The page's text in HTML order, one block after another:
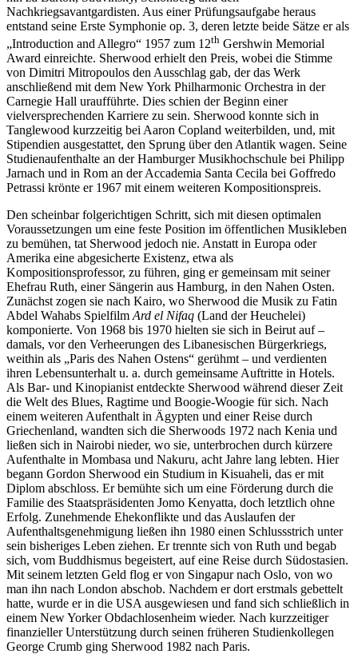
Nachkriegsavantgardisten. Aus einer Prüfungsaufgabe heraus
entstand seine Erste Symphonie op. 3, deren letzte beide Sätze er als
„Introduction and Allegro“ 1957 zum 12th Gershwin Memorial
Award einreichte. Sherwood erhielt den Preis, wobei die Stimme
von Dimitri Mitropoulos den Ausschlag gab, der das Werk
anschließend mit dem New York Philharmonic Orchestra in der
Carnegie Hall uraufführte. Dies schien der Beginn einer
vielversprechenden Karriere zu sein. Sherwood konnte sich in
Tanglewood kurzzeitig bei Aaron Copland weiterbilden, und, mit
Stipendien ausgestattet, den Sprung über den Atlantik wagen. Seine
Studienaufenthalte an der Hamburger Musikhochschule bei Philipp
Jarnach und in Rom an der Accademia Santa Cecila bei Goffredo
Petrassi krönte er 1967 mit einem weiteren Kompositionspreis.
Den scheinbar folgerichtigen Schritt, sich mit diesen optimalen
Voraussetzungen um eine feste Position im öffentlichen Musikleben
zu bemühen, tat Sherwood jedoch nie. Anstatt in Europa oder
Amerika eine abgesicherte Existenz, etwa als
Kompositionsprofessor, zu führen, ging er gemeinsam mit seiner
Ehefrau Ruth, einer Sängerin aus Hamburg, in den Nahen Osten.
Zunächst zogen sie nach Kairo, wo Sherwood die Musik zu Fatin
Abdel Wahabs Spielfilm Ard el Nifaq (Land der Heuchelei)
komponierte. Von 1968 bis 1970 hielten sie sich in Beirut auf –
damals, vor den Verheerungen des Libanesischen Bürgerkriegs,
weithin als „Paris des Nahen Ostens“ gerühmt – und verdienten
ihren Lebensunterhalt u. a. durch gemeinsame Auftritte in Hotels.
Als Bar- und Kinopianist entdeckte Sherwood während dieser Zeit
die Welt des Blues, Ragtime und Boogie-Woogie für sich. Nach
einem weiteren Aufenthalt in Ägypten und einer Reise durch
Griechenland, wandten sich die Sherwoods 1972 nach Kenia und
ließen sich in Nairobi nieder, wo sie, unterbrochen durch kürzere
Aufenthalte in Mombasa und Nakuru, acht Jahre lang lebten. Hier
begann Gordon Sherwood ein Studium in Kisuaheli, das er mit
Diplom abschloss. Er bemühte sich um eine Förderung durch die
Familie des Staatspräsidenten Jomo Kenyatta, doch letztlich ohne
Erfolg. Zunehmende Ehekonflikte und das Auslaufen der
Aufenthaltsgenehmigung ließen ihn 1980 einen Schlussstrich unter
sein bisheriges Leben ziehen. Er trennte sich von Ruth und begab
sich, vom Buddhismus begeistert, auf eine Reise durch Südostasien.
Mit seinem letzten Geld flog er von Singapur nach Oslo, von wo
man ihn nach London abschob. Nachdem er dort erstmals gebettelt
hatte, wurde er in die USA ausgewiesen und fand sich schließlich in
einem New Yorker Obdachlosenheim wieder. Nach kurzzeitiger
finanzieller Unterstützung durch seinen früheren Studienkollegen
George Crumb ging Sherwood 1982 nach Paris.